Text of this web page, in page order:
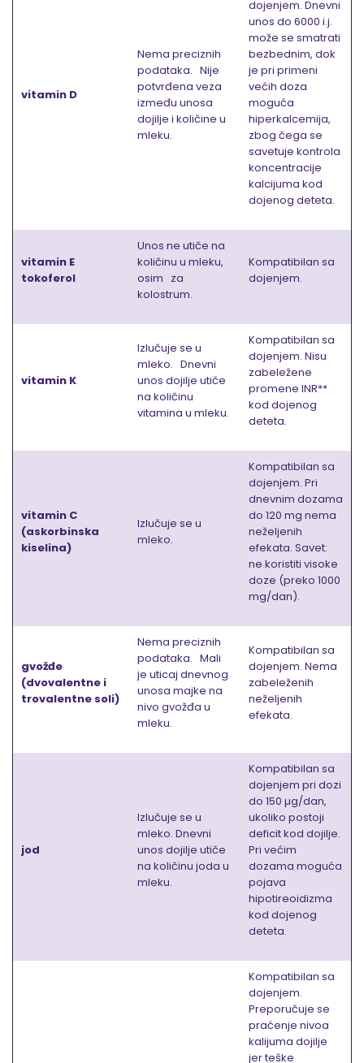
vitamin D
Nema preciznih
podataka. Nije
potvrđena veza
između unosa
dojilje i količine u
mleku.
dojenjem. Dnevni
unos do 6000 i.j.
može se smatrati
bezbednim, dok
je pri primeni
većih doza
moguća
hiperkalcemija,
zbog čega se
savetuje kontrola
koncentracije
kalcijuma kod
dojenog deteta.
vitamin E
tokoferol
Unos ne utiče na
količinu u mleku,
osim za
kolostrum.
Kompatibilan sa
dojenjem.
vitamin K
Izlučuje se u
mleko. Dnevni
unos dojilje utiče
na količinu
vitamina u mleku.
Kompatibilan sa
dojenjem. Nisu
zabeležene
promene INR**
kod dojenog
deteta.
vitamin C
(askorbinska
kiselina)
Izlučuje se u
mleko.
Kompatibilan sa
dojenjem. Pri
dnevnim dozama
do 120 mg nema
neželjenih
efekata. Savet:
ne koristiti visoke
doze (preko 1000
mg/dan).
gvožđe
(dvovalentne i
trovalentne soli)
Nema preciznih
podataka. Mali
je uticaj dnevnog
unosa majke na
nivo gvožđa u
mleku.
Kompatibilan sa
dojenjem. Nema
zabeleženih
neželjenih
efekata.
jod
Izlučuje se u
mleko. Dnevni
unos dojilje utiče
na količinu joda u
mleku.
Kompatibilan sa
dojenjem pri dozi
do 150 µg/dan,
ukoliko postoji
deficit kod dojilje.
Pri većim
dozama moguća
pojava
hipotireoidizma
kod dojenog
deteta.
Kompatibilan sa
dojenjem.
Preporučuje se
praćenje nivoa
kalijuma dojilje
jer teške